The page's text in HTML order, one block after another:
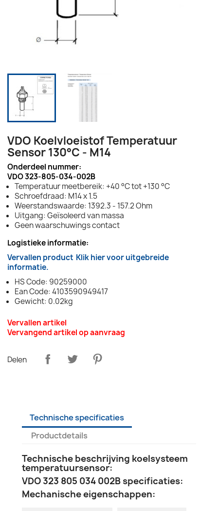
VDO Koelvloeistof Temperatuur
Sensor 130°C - M14
Onderdeel nummer:
VDO 323-805-034-002B
Temperatuur meetbereik: +40 °C tot +130 °C
Schroefdraad: M14 x 1.5
Weerstandswaarde: 1392.3 - 157.2 Ohm
Uitgang: Geïsoleerd van massa
Geen waarschuwings contact
Logistieke informatie:
Vervallen product Klik hier voor uitgebreide
informatie.
HS Code: 90259000
Ean Code: 4103590949417
Gewicht: 0.02kg
Vervallen artikel
Vervangend artikel op aanvraag
Delen
Technische specificaties
Productdetails
Technische beschrijving koelsysteem
temperatuursensor:
VDO 323 805 034 002B specificaties:
Mechanische eigenschappen: